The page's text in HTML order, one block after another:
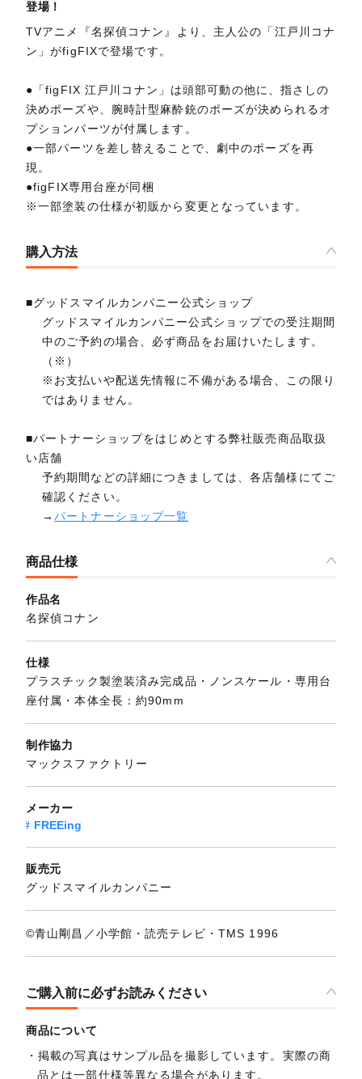
登場！
TVアニメ『名探偵コナン』より、主人公の「江戸川コナ
ン」がfigFIXで登場です。
●「figFIX 江戸川コナン」は頭部可動の他に、指さしの
決めポーズや、腕時計型麻酔銃のポーズが決められるオ
プションパーツが付属します。
●一部パーツを差し替えることで、劇中のポーズを再
現。
●figFIX専用台座が同梱
※一部塗装の仕様が初販から変更となっています。
購入方法
■グッドスマイルカンパニー公式ショップ
グッドスマイルカンパニー公式ショップでの受注期間
中のご予約の場合、必ず商品をお届けいたします。
（※）
※お支払いや配送先情報に不備がある場合、この限り
ではありません。
■パートナーショップをはじめとする弊社販売商品取扱
い店舗
予約期間などの詳細につきましては、各店舗様にてご
確認ください。
→パートナーショップ一覧
商品仕様
作品名
名探偵コナン
仕様
プラスチック製塗装済み完成品・ノンスケール・専用台
座付属・本体全長：約90mm
制作協力
マックスファクトリー
メーカー
FREEing
販売元
グッドスマイルカンパニー
©青山剛昌／小学館・読売テレビ・TMS 1996
ご購入前に必ずお読みください
商品について
掲載の写真はサンプル品を撮影しています。実際の商
品とは一部仕様等異なる場合があります。